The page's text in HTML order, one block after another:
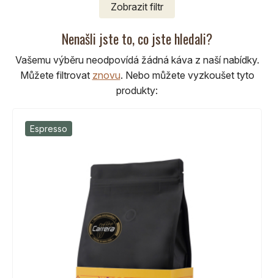
Zobrazit filtr
Nenašli jste to, co jste hledali?
Vašemu výběru neodpovídá žádná káva z naší nabídky.
Můžete filtrovat znovu. Nebo můžete vyzkoušet tyto
produkty:
Espresso